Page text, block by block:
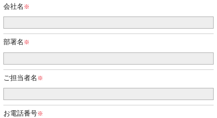
会社名
部署名
ご担当者名
お電話番号